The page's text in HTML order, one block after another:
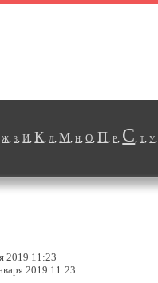
Ж,З,И,К,Л,М,Н,О,П,Р, С,Т,У,
2019 11:23
2019 11:23